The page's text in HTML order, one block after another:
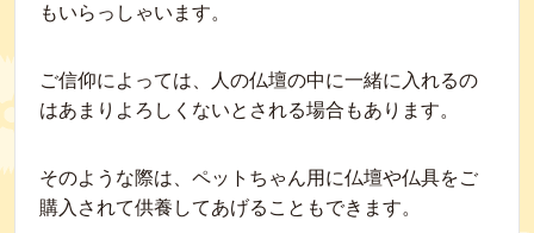
もいらっしゃいます。
ご信仰によっては、人の仏壇の中に一緒に入れるの
はあまりよろしくないとされる場合もあります。
そのような際は、ペットちゃん用に仏壇や仏具をご
購入されて供養してあげることもできます。